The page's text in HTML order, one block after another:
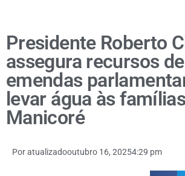
Presidente Roberto
assegura recursos de
emendas
levar água às
Manicoré
Poratualizadooutubro 16, 20254:29 pm